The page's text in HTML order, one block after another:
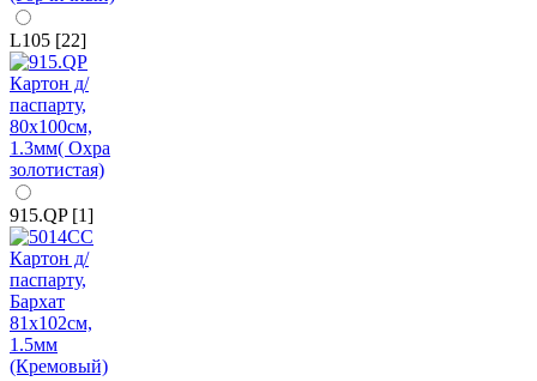
L105 [22]
915.QP [1]